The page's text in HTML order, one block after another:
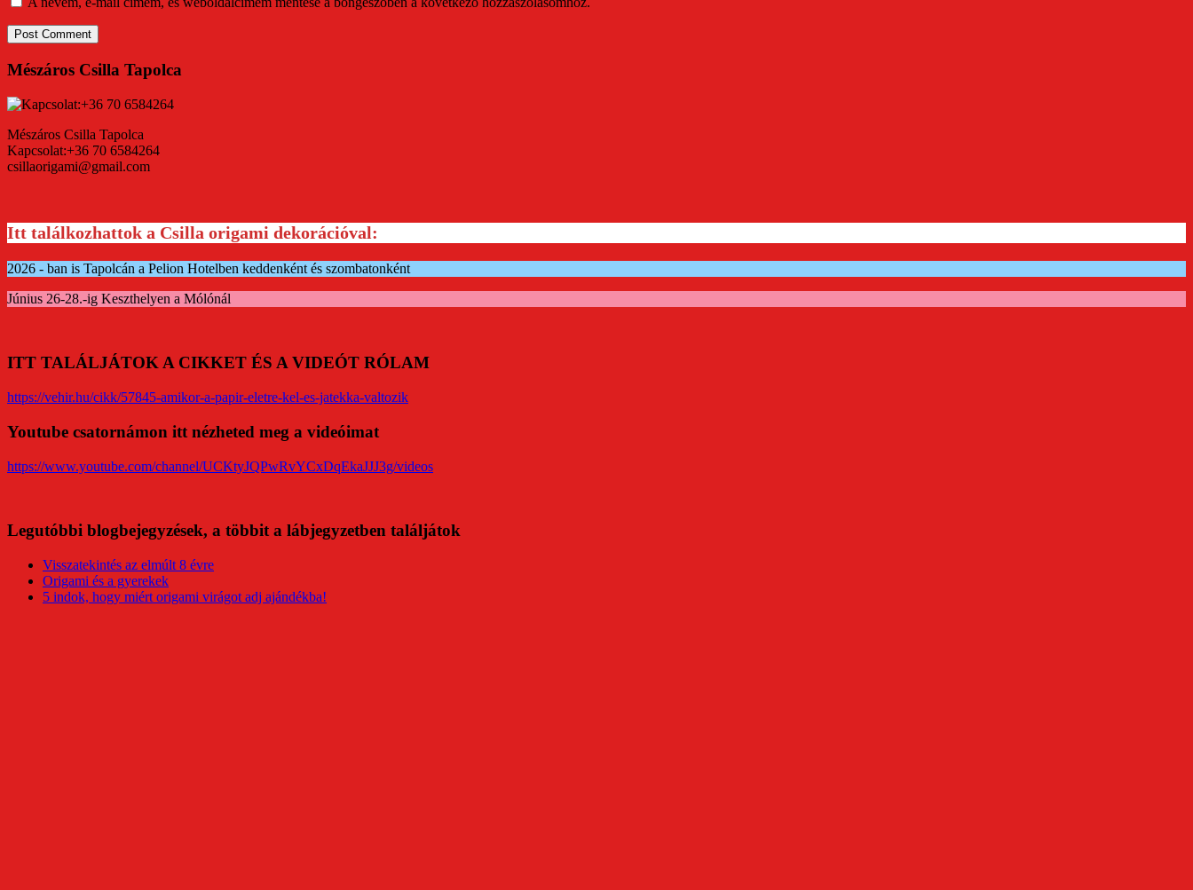
Mészáros Csilla Tapolca
Mészáros Csilla Tapolca
Kapcsolat:+36 70 6584264
csillaorigami@gmail.com
Itt találkozhattok a Csilla origami dekorációval:
2026 - ban is Tapolcán a Pelion Hotelben keddenként és szombatonként
Június 26-28.-ig Keszthelyen a Mólónál
ITT TALÁLJÁTOK A CIKKET ÉS A VIDEÓT RÓLAM
https://vehir.hu/cikk/57845-amikor-a-papir-eletre-kel-es-jatekka-valtozik
Youtube csatornámon itt nézheted meg a videóimat
https://www.youtube.com/channel/UCKtyJQPwRvYCxDqEkaJJJ3g/videos
Legutóbbi blogbejegyzések, a többit a lábjegyzetben találjátok
Visszatekintés az elmúlt 8 évre
Origami és a gyerekek
5 indok, hogy miért origami virágot adj ajándékba!